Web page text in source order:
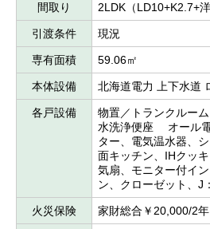
間取り 2LDK（LD10+K2.7+洋
引渡条件 現況
専有面積 59.06㎡
本体設備 北海道電力 上下水道
各戸設備
物置／トランクル
水洗浄便座 オール
ター、電気温水器、
面キッチン、IHクッ
気扇、モニター付イ
ン、クローゼット、J
火災保険 家財総合￥20,000/2年